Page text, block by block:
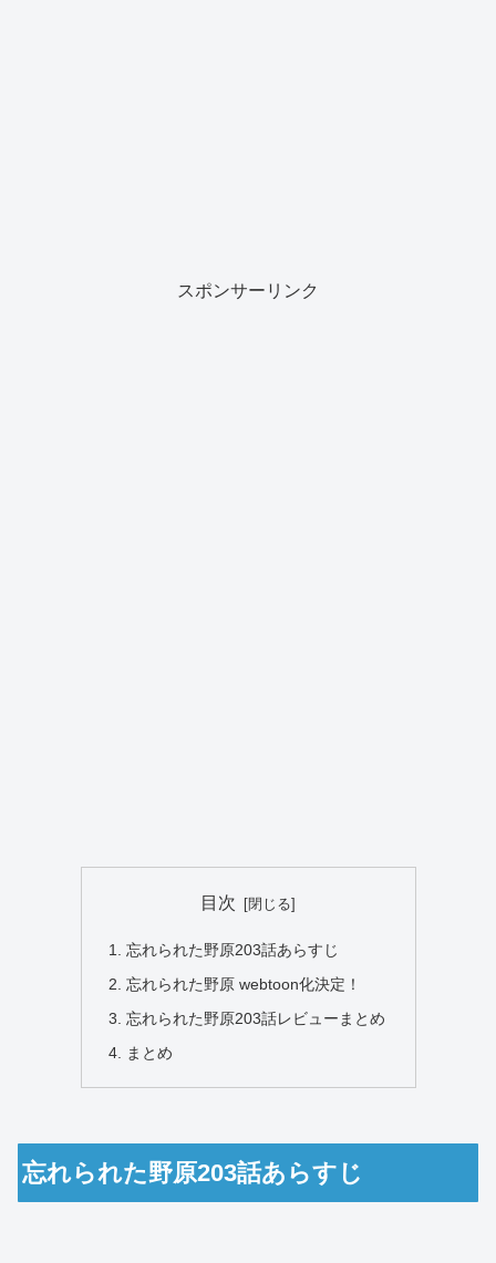
スポンサーリンク
目次
忘れられた野原203話あらすじ
忘れられた野原 webtoon化決定！
忘れられた野原203話レビューまとめ
まとめ
忘れられた野原203話あらすじ